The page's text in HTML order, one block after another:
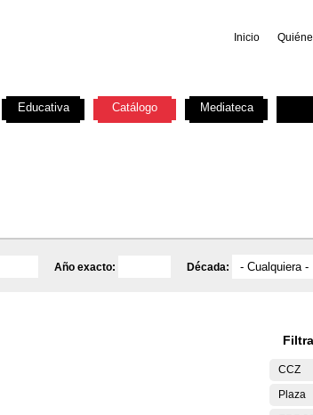
Inicio
Año exacto: Década:
CCZ
Plaza
Educativa Catálogo Mediateca